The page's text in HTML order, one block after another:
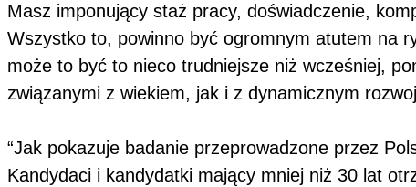
Masz imponujący staż pracy, doświadczenie,
Wszystko to, powinno być ogromnym atutem na
może to być to nieco trudniejsze niż wcześniej,
związanymi z wiekiem, jak i z dynamicznym
“Jak pokazuje badanie przeprowadzone przez
Kandydaci i kandydatki mający mniej niż 30 lat